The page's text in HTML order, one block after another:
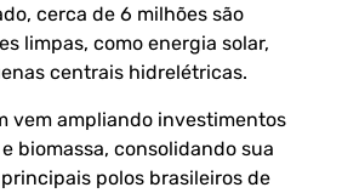
cerca de 6 milhões são
limpas, como energia solar,
centrais hidrelétricas.
vem ampliando investimentos
biomassa, consolidando sua
polos brasileiros de